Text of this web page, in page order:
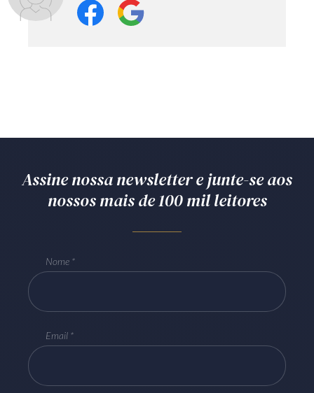
Assine nossa newsletter e junte-se aos
nossos mais de 100 mil leitores
Nome
Email